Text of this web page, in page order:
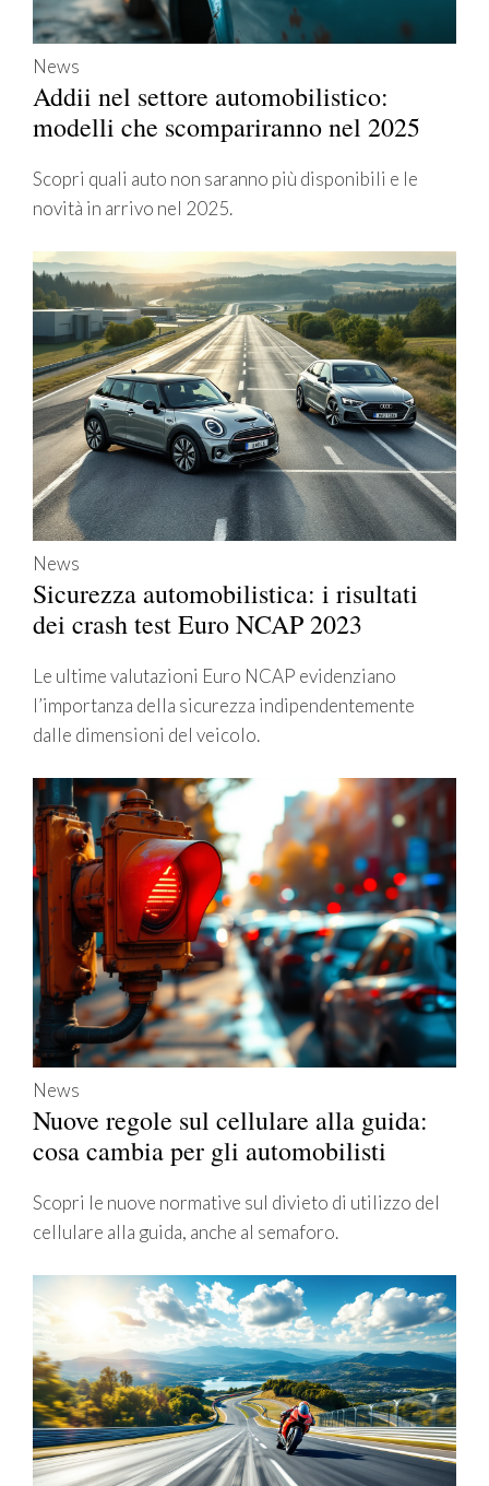
News
Addii nel settore automobilistico:
modelli che scompariranno nel 2025
Scopri quali auto non saranno più disponibili e le
novità in arrivo nel 2025.
News
Sicurezza automobilistica: i risultati
dei crash test Euro NCAP 2023
Le ultime valutazioni Euro NCAP evidenziano
l’importanza della sicurezza indipendentemente
dalle dimensioni del veicolo.
News
Nuove regole sul cellulare alla guida:
cosa cambia per gli automobilisti
Scopri le nuove normative sul divieto di utilizzo del
cellulare alla guida, anche al semaforo.